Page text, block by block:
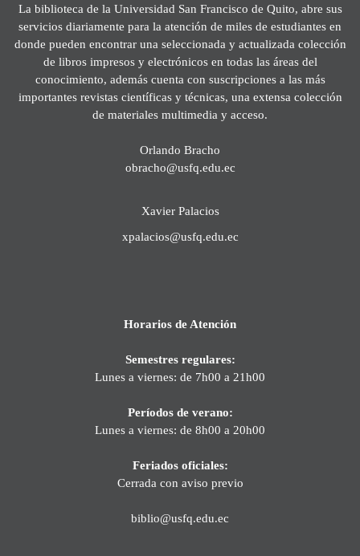
La biblioteca de la Universidad San Francisco de Quito, abre sus
servicios diariamente para la atención de miles de estudiantes en
donde pueden encontrar una seleccionada y actualizada colección
de libros impresos y electrónicos en todas las áreas del
conocimiento, además cuenta con suscripciones a las más
importantes revistas científicas y técnicas, una extensa colección
de materiales multimedia y acceso.
Orlando Bracho
obracho@usfq.edu.ec
Xavier Palacios
xpalacios@usfq.edu.ec
Horarios de Atención
Semestres regulares:
Lunes a viernes: de 7h00 a 21h00
Períodos de verano:
Lunes a viernes: de 8h00 a 20h00
Feriados oficiales:
Cerrada con aviso previo
biblio@usfq.edu.ec